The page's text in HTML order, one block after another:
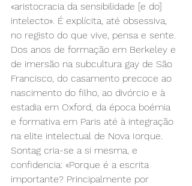
«aristocracia da sensibilidade [e do]
intelecto». É explícita, até obsessiva,
no registo do que vive, pensa e sente.
Dos anos de formação em Berkeley e
de imersão na subcultura gay de São
Francisco, do casamento precoce ao
nascimento do filho, ao divórcio e à
estadia em Oxford, da época boémia
e formativa em Paris até à integração
na elite intelectual de Nova Iorque.
Sontag cria-se a si mesma, e
confidencia: «Porque é a escrita
importante? Principalmente por